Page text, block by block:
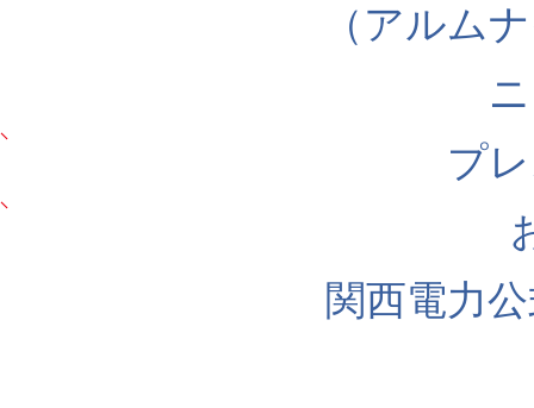
（アルム
プ
関西電力